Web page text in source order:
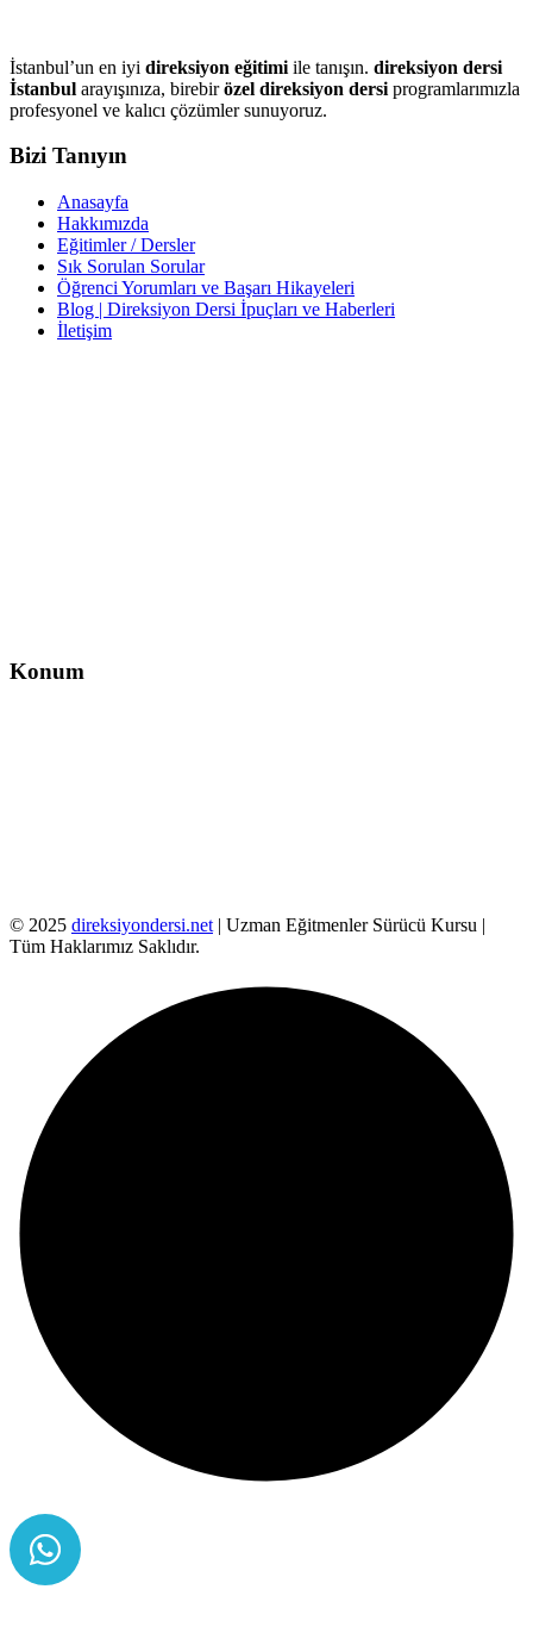
İstanbul’un en iyi direksiyon eğitimi ile tanışın. direksiyon dersi
İstanbul arayışınıza, birebirözel direksiyon dersi programlarımızla
profesyonel ve kalıcı çözümler sunuyoruz.
Bizi Tanıyın
Anasayfa
Hakkımızda
Eğitimler / Dersler
Sık Sorulan Sorular
Öğrenci Yorumları ve Başarı Hikayeleri
Blog | Direksiyon Dersi İpuçları ve Haberleri
İletişim
Konum
© 2025 direksiyondersi.net | Uzman Eğitmenler Sürücü Kursu |
Tüm Haklarımız Saklıdır.